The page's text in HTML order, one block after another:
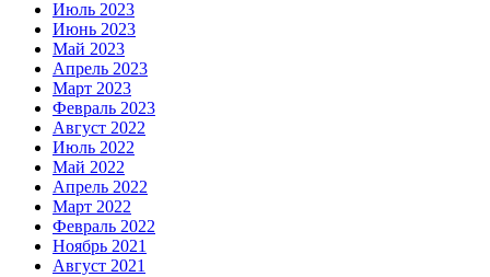
Июль 2023
Июнь 2023
Май 2023
Апрель 2023
Март 2023
Февраль 2023
Август 2022
Июль 2022
Май 2022
Апрель 2022
Март 2022
Февраль 2022
Ноябрь 2021
Август 2021